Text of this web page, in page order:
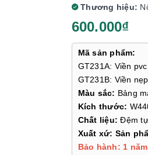
Thương hiệu:
600.000₫
Mã sản phẩm:
GT231A: Viền
GT231B: Viền
Màu sắc: Bảng
Kích thước:
Chất liệu: Đệm
Xuất xứ: Sản
Bảo hành: 1